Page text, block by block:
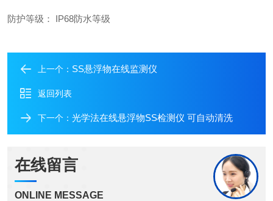
防护等级： IP68防水等级
上一个： SS悬浮物在线监测仪
返回列表
下一个： 光学法在线悬浮物SS检测仪 可自动清洗
在线留言
ONLINE MESSAGE